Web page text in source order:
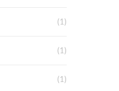
(1)
(1)
(1)